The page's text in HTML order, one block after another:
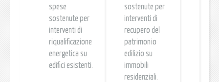
spese
sostenute per
interventi di
riqualificazione
energetica su
edifici esistenti.
sostenute per
interventi di
recupero del
patrimonio
edilizio su
immobili
residenziali.